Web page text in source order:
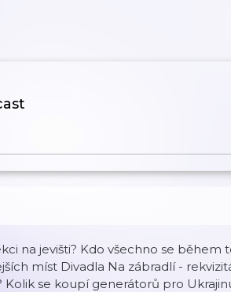
na jevišti? Kdo všechno se během
míst Divadla Na zábradlí -
Kolik se koupí generátorů pro